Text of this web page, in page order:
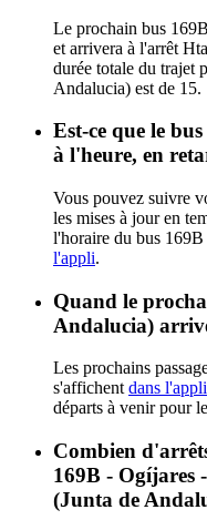
Le prochain bus
et arrivera à l'arrêt
durée totale du trajet
Andalucia) est de 15.
Est-ce que le
à l'heure, en
Vous pouvez suivre
les mises à jour en
l'horaire du bus
l'appli.
Quand le
Andalucia)
Les prochains
s'affichent dans l'appli
départs à venir pour
Combien
169B - Ogíjares
(Junta de